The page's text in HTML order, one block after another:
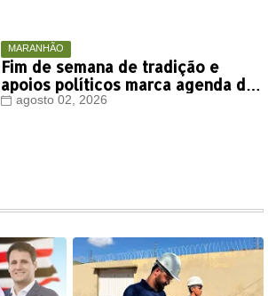
MARANHÃO
Fim de semana de tradição e
apoios políticos marca agenda de
Orleans Brandão em Colinas
agosto 02, 2026